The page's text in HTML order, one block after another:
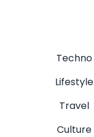
Techno
Lifestyle
Travel
Culture